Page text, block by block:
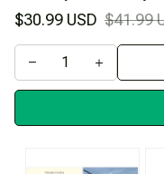
$30.99 USD $41.99